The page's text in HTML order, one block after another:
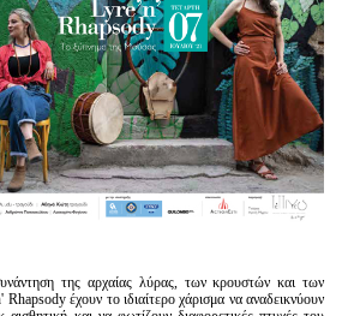
της αρχαίας λύρας, των κρουστών και των
έχουν το ιδιαίτερο χάρισμα να αναδεικνύουν